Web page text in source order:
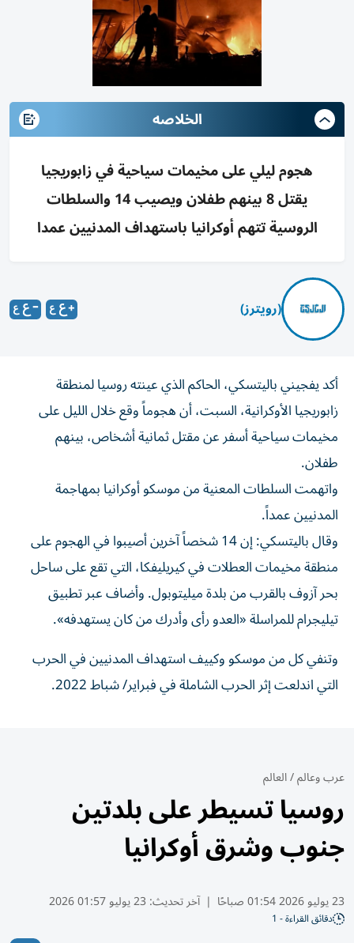
الخلاصه
هجوم ليلي على مخيمات سياحية في زابوريجيا
يقتل 8 بينهم طفلان ويصيب 14 والسلطات
الروسية تتهم أوكرانيا باستهداف المدنيين عمدا
(رويترز)
أكد يفجيني باليتسكي، الحاكم ‌الذي عينته روسيا لمنطقة
زابوريجيا الأوكرانية، السبت، أن هجوماً وقع خلال الليل ‌على
مخيمات سياحية أسفر عن ⁠مقتل ثمانية أشخاص، بينهم
طفلان.
واتهمت السلطات المعنية من موسكو أوكرانيا بمهاجمة
المدنيين عمداً.
وقال باليتسكي: إن ​14 ‌شخصاً آخرين أصيبوا ‌في الهجوم على
منطقة مخيمات العطلات في كيريليفكا، ‌التي تقع ‌على ساحل
⁠بحر آزوف ‌بالقرب من بلدة ميليتوبول. وأضاف عبر تطبيق
تيليجرام للمراسلة «العدو ⁠رأى ​وأدرك من كان يستهدفه».
وتنفي كل من موسكو وكييف استهداف ‌المدنيين في الحرب
التي اندلعت إثر الحرب الشاملة في فبراير/ شباط 2022.
عرب وعالم/العالم
روسيا تسيطر على بلدتين
جنوب وشرق أوكرانيا
23 يوليو 2026 01:54 صباحًا | آخر تحديث: 23 يوليو 01:57 2026
دقائق القراءة - 1